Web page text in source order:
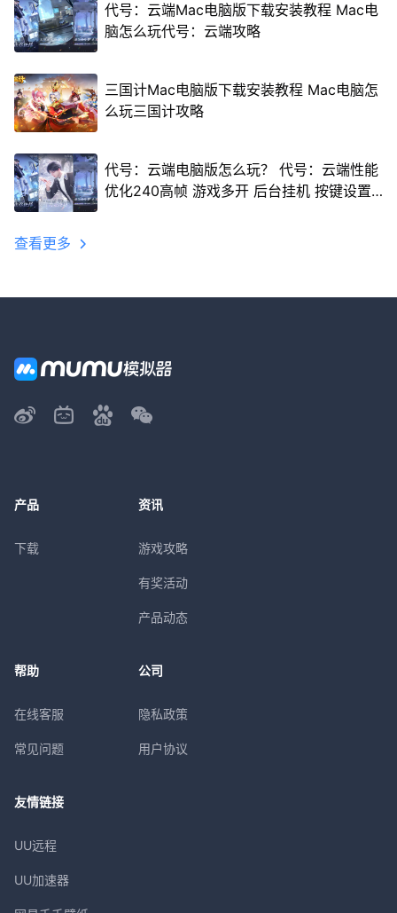
代号：云端Mac电脑版下载安装教程 Mac电
脑怎么玩代号：云端攻略
三国计Mac电脑版下载安装教程 Mac电脑怎
么玩三国计攻略
代号：云端电脑版怎么玩？ 代号：云端性能
优化240高帧 游戏多开 后台挂机 按键设置
查看更多
产品
下载
资讯
游戏攻略
有奖活动
产品动态
帮助
在线客服
常见问题
公司
隐私政策
用户协议
友情链接
UU远程
UU加速器